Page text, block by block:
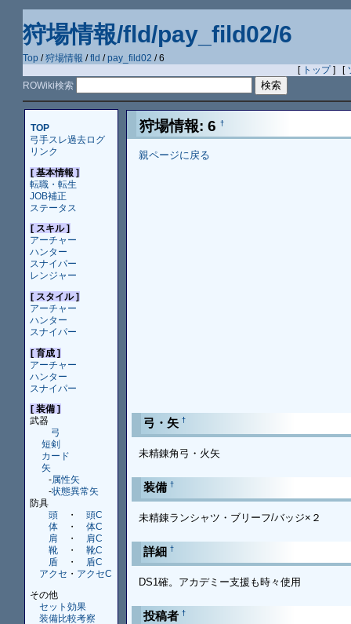
狩場情報/fld/pay_fild02/6
Top /狩場情報 /fld /pay_fild02 / 6
[ トップ] [
ROWiki検索
TOP
弓手スレ過去ログ
リンク
[ 基本情報 ]
転職・転生
JOB補正
ステータス
[ スキル ]
アーチャー
ハンター
スナイパー
レンジャー
[ スタイル ]
アーチャー
ハンター
スナイパー
[ 育成 ]
アーチャー
ハンター
スナイパー
[ 装備 ]
武器
弓
短剣
カード
矢
-属性矢
-状態異常矢
防具
頭
・
頭C
体
・
体C
肩
・
肩C
靴
・
靴C
盾
・
盾C
アクセ ・ アクセC
その他
セット効果
装備比較考察
狩場情報: 6 †
親ページに戻る
弓・矢 †
未精錬角弓・火矢
装備 †
未精錬ランシャツ・ブリーフ/バッジ×２
詳細 †
DS1確。アカデミー支援も時々使用
投稿者 †